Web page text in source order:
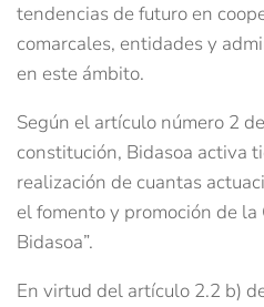
tendencias de futuro en
comarcales, entidades y
en este ámbito.
Según el artículo número 2
constitución, Bidasoa activa
realización de cuantas
el fomento y promoción de la
Bidasoa”.
En virtud del artículo 2.2 b)